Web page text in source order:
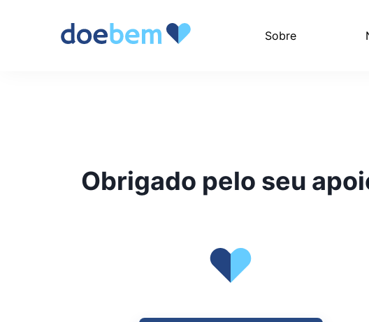
Sobre
Obrigado pelo seu